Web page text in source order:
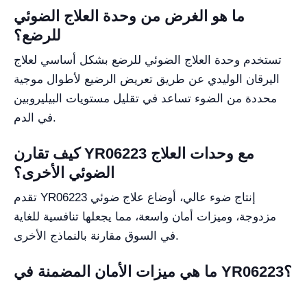
ما هو الغرض من وحدة العلاج الضوئي
للرضع؟
تستخدم وحدة العلاج الضوئي للرضع بشكل أساسي لعلاج
اليرقان الوليدي عن طريق تعريض الرضيع لأطوال موجية
محددة من الضوء تساعد في تقليل مستويات البيليروبين
في الدم.
كيف تقارن YR06223 مع وحدات العلاج
الضوئي الأخرى؟
تقدم YR06223 إنتاج ضوء عالي، أوضاع علاج ضوئي
مزدوجة، وميزات أمان واسعة، مما يجعلها تنافسية للغاية
في السوق مقارنة بالنماذج الأخرى.
ما هي ميزات الأمان المضمنة في YR06223؟